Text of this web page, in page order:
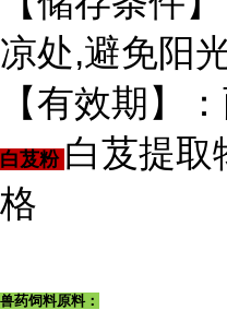
凉处,避免阳
【有效期】：
白芨粉 白芨提
格
兽药饲料原料：